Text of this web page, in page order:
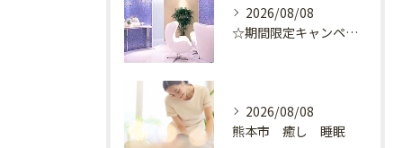
2026/08/08
☆期間限定キャンペーン開催中☆
2026/08/08
熊本市 癒し 睡眠